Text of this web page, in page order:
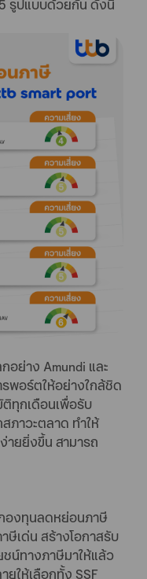
รูปแบบด้วยกัน ดังนี้
ย่าง Amundi และ
พอร์ตให้อย่างใกล้ชิด
ทุกเดือนเพื่อรับ
ภาวะตลาด ทำให้
ายยิ่งขึ้น สามารถ
กองทุนลดหย่อนภาษี
เด่น สร้างโอกาสรับ
น์ทางภาษีมาให้แล้ว
ให้เลือกทั้ง SSF